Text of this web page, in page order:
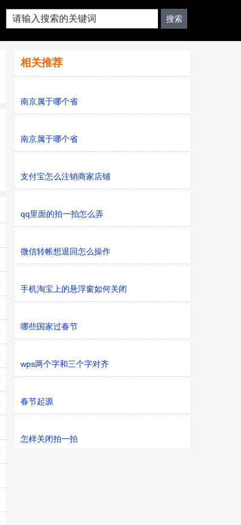
相关推荐
南京属于哪个省
南京属于哪个省
支付宝怎么注销商家店铺
qq里面的拍一拍怎么弄
微信转帐想退回怎么操作
手机淘宝上的悬浮窗如何关闭
哪些国家过春节
wps两个字和三个字对齐
春节起源
怎样关闭拍一拍